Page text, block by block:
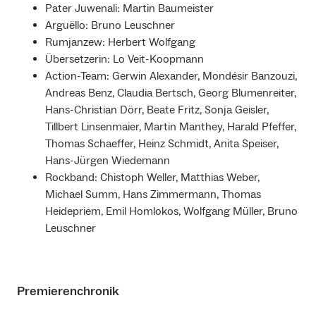
Pater Juwenali: Martin Baumeister
Arguëllo: Bruno Leuschner
Rumjanzew: Herbert Wolfgang
Übersetzerin: Lo Veit-Koopmann
Action-Team: Gerwin Alexander, Mondésir Banzouzi,
Andreas Benz, Claudia Bertsch, Georg Blumenreiter,
Hans-Christian Dörr, Beate Fritz, Sonja Geisler,
Tillbert Linsenmaier, Martin Manthey, Harald Pfeffer,
Thomas Schaeffer, Heinz Schmidt, Anita Speiser,
Hans-Jürgen Wiedemann
Rockband: Chistoph Weller, Matthias Weber,
Michael Summ, Hans Zimmermann, Thomas
Heidepriem, Emil Homlokos, Wolfgang Müller, Bruno
Leuschner
Premierenchronik